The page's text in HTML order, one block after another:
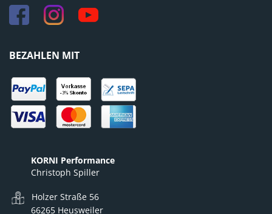
BEZAHLEN MIT
KORNI Performance
Christoph Spiller
Holzer Straße 56
66265 Heusweiler